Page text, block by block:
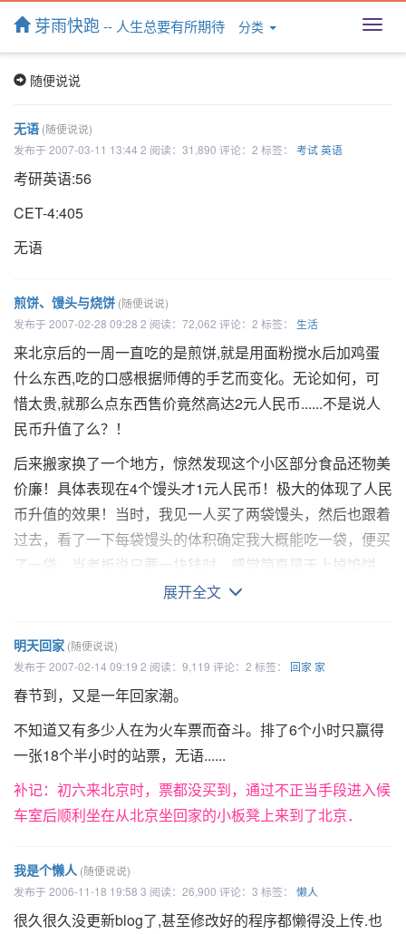
T
芽雨快跑-- 人生总要有所期待 分类
随便说说
无语 (随便说说)
发布于 2007-03-11 13:44 2 阅读：31,890 评论：2 标签： 考试英语
考研英语:56
CET-4:405
无语
煎饼、馒头与烧饼 (随便说说)
发布于 2007-02-28 09:28 2 阅读：72,062 评论：2 标签： 生活
来北京后的一周一直吃的是煎饼,就是用面粉搅水后加鸡蛋
什么东西,吃的口感根据师傅的手艺而变化。无论如何，可
惜太贵,就那么点东西售价竟然高达2元人民币......不是说人
民币升值了么？！
后来搬家换了一个地方，惊然发现这个小区部分食品还物美
价廉！具体表现在4个馒头才1元人民币！极大的体现了人民
币升值的效果！当时，我见一人买了两袋馒头，然后也跟着
过去，看了一下每袋馒头的体积确定我大概能吃一袋，便买
了一袋，当老板说只要一块钱时，感觉简直是天上掉馅饼
了，要知道这是北京的物价啊！而且里面是四个馒头。然而
个便回归大自然了。
馒头不能这么吃下去，必然有其替代物。这个小店还做烧
饼，五毛一个。口感甚佳，比学校的好吃。在省钱这一利益
的驱动下，此店烧饼便成了我的盘中餐。
今早去买饼时，老板娘笑着说每天早晨一个饼。显然已经认
识我了，特表文以纪念！
展开全文
明天回家 (随便说说)
发布于 2007-02-14 09:19 2 阅读：9,119 评论：2 标签： 回家 家
春节到，又是一年回家潮。
不知道又有多少人在为火车票而奋斗。排了6个小时只赢得
一张18个半小时的站票，无语......
补记：初六来北京时，票都没买到，通过不正当手段进入候
车室后顺利坐在从北京坐回家的小板凳上来到了北京．
我是个懒人 (随便说说)
发布于 2006-11-18 19:58 3 阅读：26,900 评论：3 标签： 懒人
很久很久没更新blog了,甚至修改好的程序都懒得没上传.也